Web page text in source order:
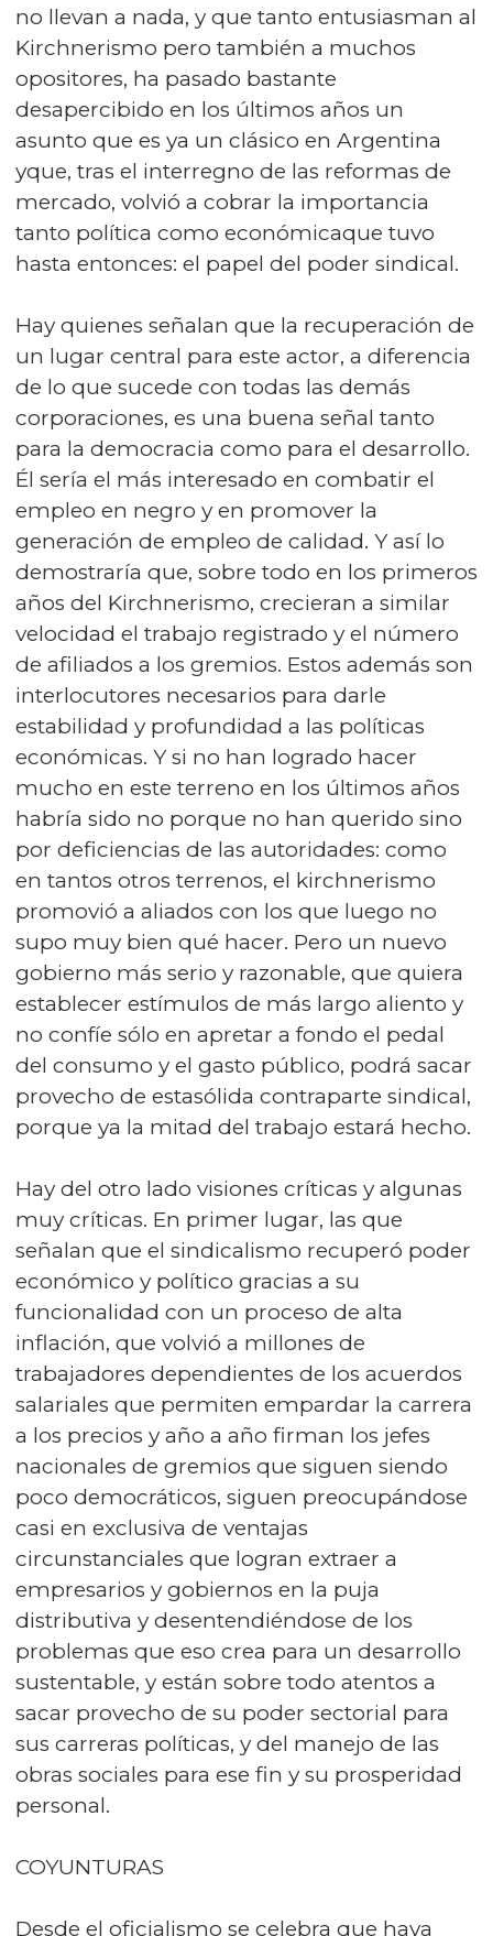
no llevan a nada, y que tanto entusiasman al
Kirchnerismo pero también a muchos
opositores, ha pasado bastante
desapercibido en los últimos años un
asunto que es ya un clásico en Argentina
yque, tras el interregno de las reformas de
mercado, volvió a cobrar la importancia
tanto política como económicaque tuvo
hasta entonces: el papel del poder sindical.
Hay quienes señalan que la recuperación de
un lugar central para este actor, a diferencia
de lo que sucede con todas las demás
corporaciones, es una buena señal tanto
para la democracia como para el desarrollo.
Él sería el más interesado en combatir el
empleo en negro y en promover la
generación de empleo de calidad. Y así lo
demostraría que, sobre todo en los primeros
años del Kirchnerismo, crecieran a similar
velocidad el trabajo registrado y el número
de afiliados a los gremios. Estos además son
interlocutores necesarios para darle
estabilidad y profundidad a las políticas
económicas. Y si no han logrado hacer
mucho en este terreno en los últimos años
habría sido no porque no han querido sino
por deficiencias de las autoridades: como
en tantos otros terrenos, el kirchnerismo
promovió a aliados con los que luego no
supo muy bien qué hacer. Pero un nuevo
gobierno más serio y razonable, que quiera
establecer estímulos de más largo aliento y
no confíe sólo en apretar a fondo el pedal
del consumo y el gasto público, podrá sacar
provecho de estasólida contraparte sindical,
porque ya la mitad del trabajo estará hecho.
Hay del otro lado visiones críticas y algunas
muy críticas. En primer lugar, las que
señalan que el sindicalismo recuperó poder
económico y político gracias a su
funcionalidad con un proceso de alta
inflación, que volvió a millones de
trabajadores dependientes de los acuerdos
salariales que permiten empardar la carrera
a los precios y año a año firman los jefes
nacionales de gremios que siguen siendo
poco democráticos, siguen preocupándose
casi en exclusiva de ventajas
circunstanciales que logran extraer a
empresarios y gobiernos en la puja
distributiva y desentendiéndose de los
problemas que eso crea para un desarrollo
sustentable, y están sobre todo atentos a
sacar provecho de su poder sectorial para
sus carreras políticas, y del manejo de las
obras sociales para ese fin y su prosperidad
personal.
COYUNTURAS
Desde el oficialismo se celebra que haya